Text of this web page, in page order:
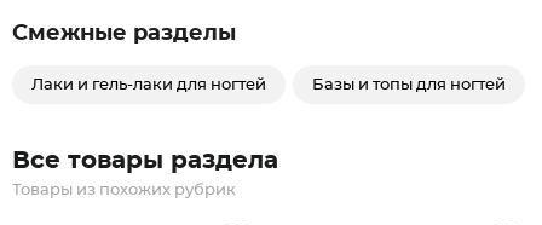
Смежные разделы
Лаки и гель-лаки для ногтей Базы и топы для ногтей
Все товары раздела
Товары из похожих рубрик